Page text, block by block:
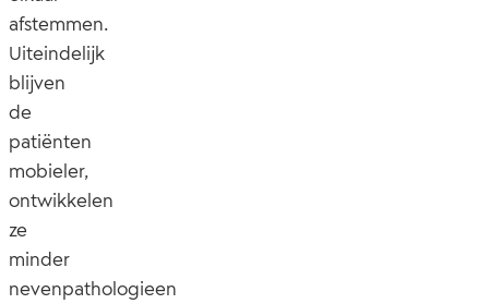
afstemmen.
Uiteindelijk
blijven
de
patiënten
mobieler,
ontwikkelen
ze
minder
nevenpathologieen